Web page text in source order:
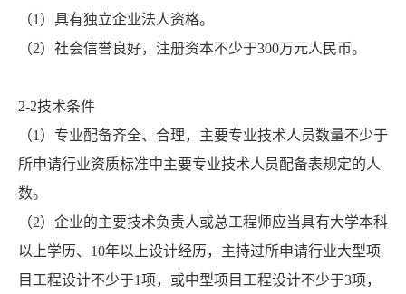
（1）具有独立企业法人资格。
（2）社会信誉良好，注册资本不少于300万元人民币。
2-2技术条件
（1）专业配备齐全、合理，主要专业技术人员数量不少于
所申请行业资质标准中主要专业技术人员配备表规定的人
数。
（2）企业的主要技术负责人或总工程师应当具有大学本科
以上学历、10年以上设计经历，主持过所申请行业大型项
目工程设计不少于1项，或中型项目工程设计不少于3项，